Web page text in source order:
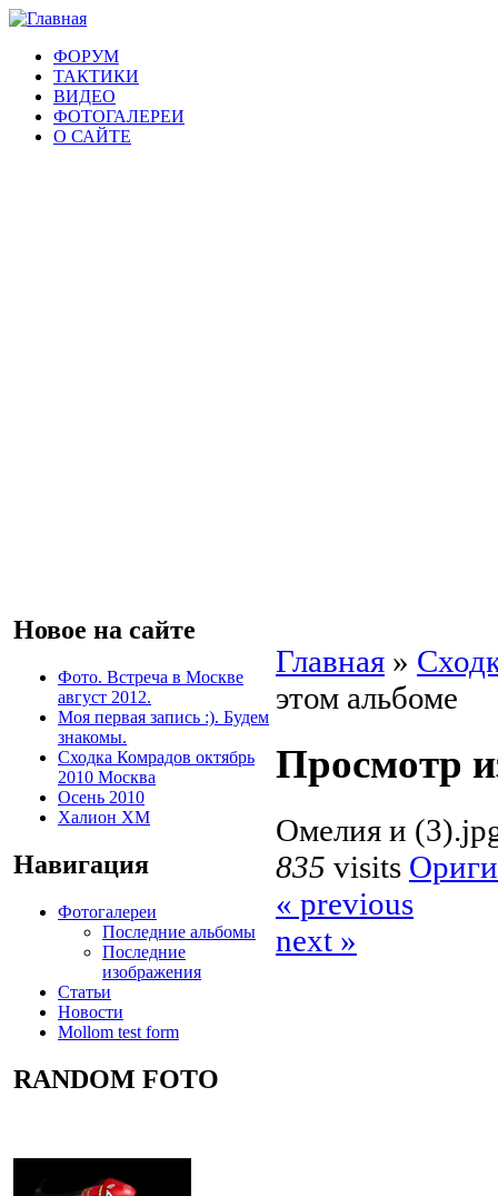
ФОРУМ
ТАКТИКИ
ВИДЕО
ФОТОГАЛЕРЕИ
О САЙТЕ
Новое на сайте
Фото. Встреча в Москве
август 2012.
Моя первая запись :). Будем
знакомы.
Сходка Комрадов октябрь
2010 Москва
Осень 2010
Халион ХМ
Навигация
Фотогалереи
Последние альбомы
Последние
изображения
Статьи
Новости
Mollom test form
RANDOM FOTO
Главная »
этом альбоме
Просмотр
Омелия и
835 visits
« previous
next »